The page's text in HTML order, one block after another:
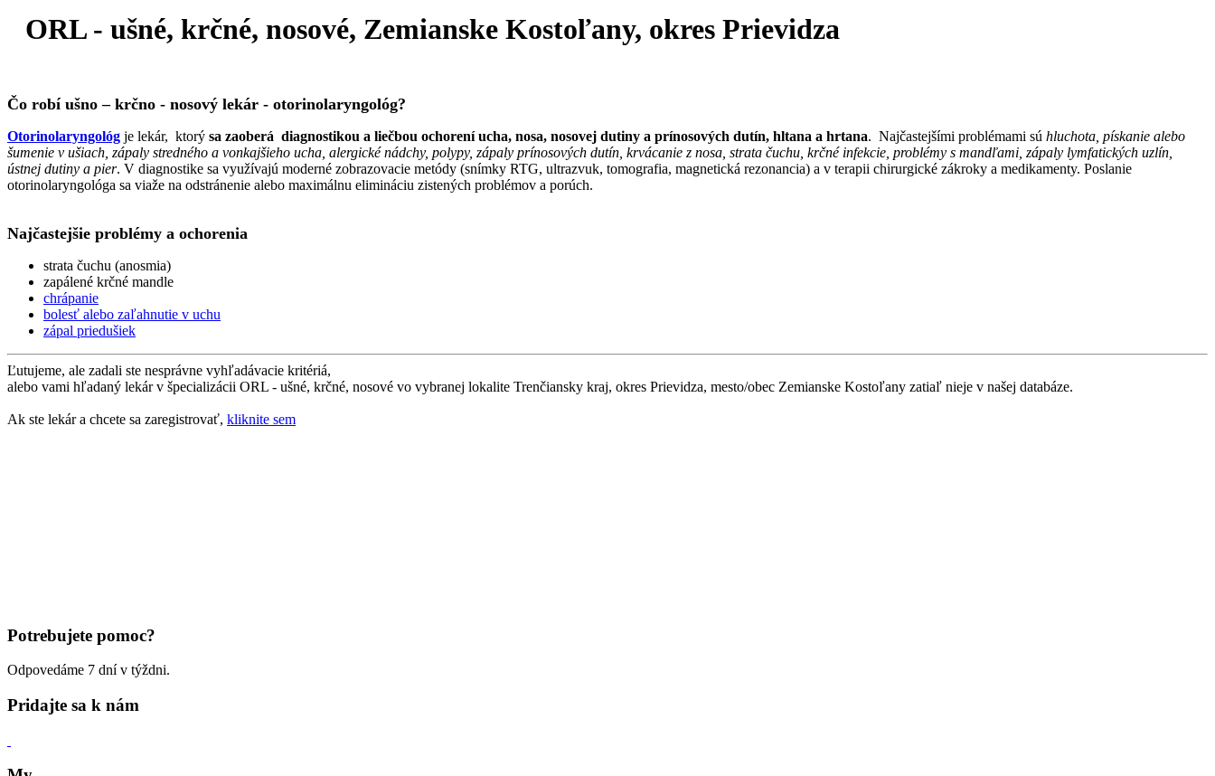
ORL - ušné, krčné, nosové, Zemianske Kostoľany, okres Prievidza
Čo robí ušno – krčno - nosový lekár - otorinolaryngológ?
Otorinolaryngológ je lekár, ktorý sa zaoberá diagnostikou a liečbou ochorení ucha, nosa, nosovej dutiny a prínosových dutín, hltana a hrtana. Najčastejšími problémami sú hluchota, pískanie alebo
šumenie v ušiach, zápaly stredného a vonkajšieho ucha, alergické nádchy, polypy, zápaly prínosových dutín, krvácanie z nosa, strata čuchu, krčné infekcie, problémy s mandľami, zápaly lymfatických uzlín,
ústnej dutiny a pier. V diagnostike sa využívajú moderné zobrazovacie metódy (snímky RTG, ultrazvuk, tomografia, magnetická rezonancia) a v terapii chirurgické zákroky a medikamenty. Poslanie
otorinolaryngológa sa viaže na odstránenie alebo maximálnu elimináciu zistených problémov a porúch.
Najčastejšie problémy a ochorenia
strata čuchu (anosmia)
zapálené krčné mandle
chrápanie
bolesť alebo zaľahnutie v uchu
zápal priedušiek
Ľutujeme, ale zadali ste nesprávne vyhľadávacie kritériá,
alebo vami hľadaný lekár v špecializácii ORL - ušné, krčné, nosové vo vybranej lokalite Trenčiansky kraj, okres Prievidza, mesto/obec Zemianske Kostoľany zatiaľ nieje v našej databáze.
Ak ste lekár a chcete sa zaregistrovať, kliknite sem
Potrebujete pomoc?
Odpovedáme 7 dní v týždni.
Pridajte sa k nám